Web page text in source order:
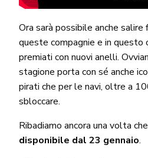
Ora sarà possibile anche
queste compagnie e in questo
premiati con nuovi anelli.
stagione porta con sé anche
pirati che per le navi, oltre a
sbloccare.
Ribadiamo ancora una volta
disponibile dal 23 gennaio.